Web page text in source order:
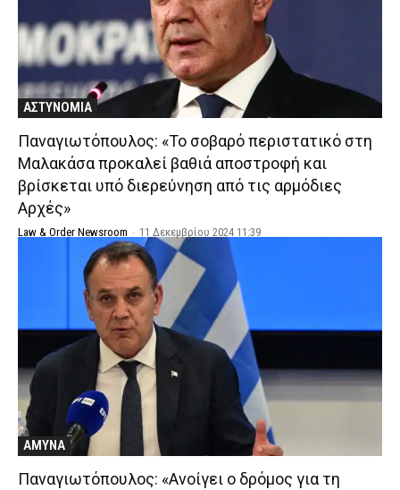
ΑΣΤΥΝΟΜΙΑ
Παναγιωτόπουλος: «Το σοβαρό περιστατικό στη
Μαλακάσα προκαλεί βαθιά αποστροφή και
βρίσκεται υπό διερεύνηση από τις αρμόδιες
Αρχές»
Law & Order Newsroom - 11 Δεκεμβρίου 2024 11:39
ΑΜΥΝΑ
Παναγιωτόπουλος: «Ανοίγει ο δρόμος για τη